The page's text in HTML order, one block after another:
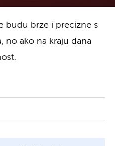
budu brze i precizne s
no ako na kraju dana